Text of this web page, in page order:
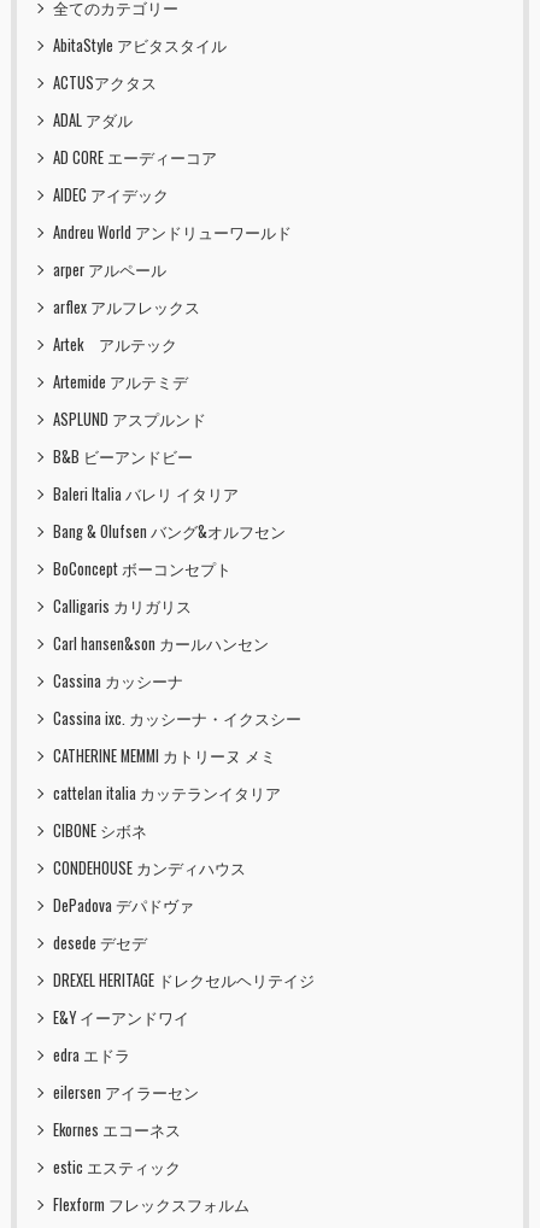
全てのカテゴリー
AbitaStyle アビタスタイル
ACTUSアクタス
ADAL アダル
AD CORE エーディーコア
AIDEC アイデック
Andreu World アンドリューワールド
arper アルペール
arflex アルフレックス
Artek アルテック
Artemide アルテミデ
ASPLUND アスプルンド
B&B ビーアンドビー
Baleri Italia バレリ イタリア
Bang & Olufsen バング&オルフセン
BoConcept ボーコンセプト
Calligaris カリガリス
Carl hansen&son カールハンセン
Cassina カッシーナ
Cassina ixc. カッシーナ・イクスシー
CATHERINE MEMMI カトリーヌ メミ
cattelan italia カッテランイタリア
CIBONE シボネ
CONDEHOUSE カンディハウス
DePadova デパドヴァ
desede デセデ
DREXEL HERITAGE ドレクセルヘリテイジ
E&Y イーアンドワイ
edra エドラ
eilersen アイラーセン
Ekornes エコーネス
estic エスティック
Flexform フレックスフォルム